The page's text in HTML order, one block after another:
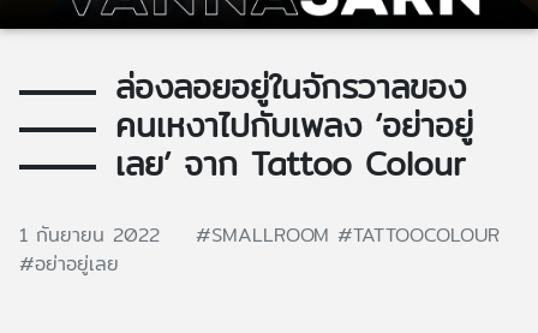
ล่องลอยอยู่ในจักรวาลของ
คนเหงาไปกับเพลง ‘อย่าอยู่
เลย’ จาก Tattoo Colour
1 กันยายน 2022 #SMALLROOM #TATTOOCOLOUR
#อย่าอยู่เลย